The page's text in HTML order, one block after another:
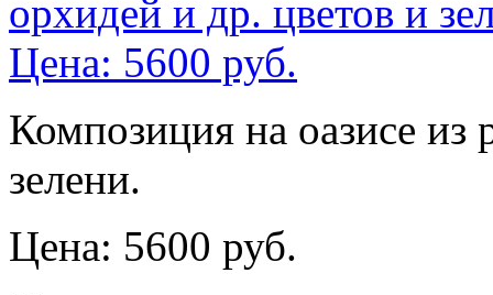
Композиция на оазисе из
зелени.
Цена: 5600 руб.